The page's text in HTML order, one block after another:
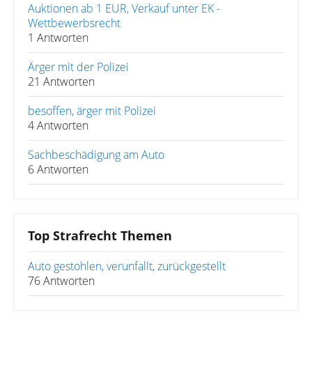
Auktionen ab 1 EUR, Verkauf unter EK -
Wettbewerbsrecht
1 Antworten
Ärger mit der Polizei
21 Antworten
besoffen, ärger mit Polizei
4 Antworten
Sachbeschädigung am Auto
6 Antworten
Top Strafrecht Themen
Auto gestohlen, verunfallt, zurückgestellt
76 Antworten